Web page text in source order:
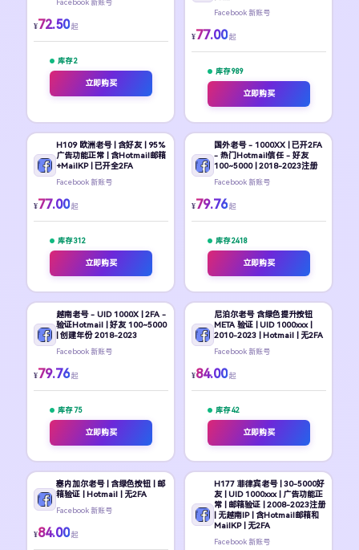
Facebook 新账号
¥72.50 起
库存 2
立即购买
Facebook 新账号
¥77.00 起
库存 989
立即购买
H109 欧洲老号 | 含好友 | 95%
广告功能正常 | 含Hotmail邮箱
+MailKP | 已开全2FA
Facebook 新账号
¥77.00 起
库存 312
立即购买
国外老号 - 1000XX | 已开2FA
- 热门Hotmail信任 - 好友
100~5000 | 2018-2023注册
Facebook 新账号
¥79.76 起
库存 2418
立即购买
越南老号 - UID 1000X | 2FA -
验证Hotmail | 好友 100~5000
| 创建年份 2018-2023
Facebook 新账号
¥79.76 起
库存 75
立即购买
尼泊尔老号 含绿色提升按钮
META 验证 | UID 1000xxx |
2010-2023 | Hotmail | 无2FA
Facebook 新账号
¥84.00 起
库存 42
立即购买
塞内加尔老号 | 含绿色按钮 | 邮
箱验证 | Hotmail | 无2FA
Facebook 新账号
¥84.00 起
H177 菲律宾老号 | 30-5000好
友 | UID 1000xxx | 广告功能正
常 | 邮箱验证 | 2008-2023注册
| 无越南IP | 含Hotmail邮箱和
MailKP | 无2FA
Facebook 新账号